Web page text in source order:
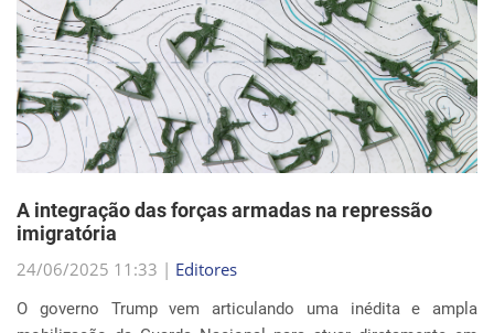
A integração das forças armadas na repressão
imigratória
24/06/2025 11:33 |Editores
O governo Trump vem articulando uma inédita e ampla
mobilização da Guarda Nacional para atuar diretamente em
operações de fiscalização migratória no interior dos Estados
Continue Lendo...